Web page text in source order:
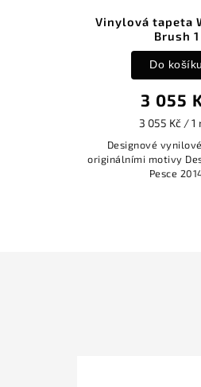
Vinylová tapeta
Brush 1
3 055
3 055 Kč / 1
Do košíku
Designové
originálními motivy
Pesce